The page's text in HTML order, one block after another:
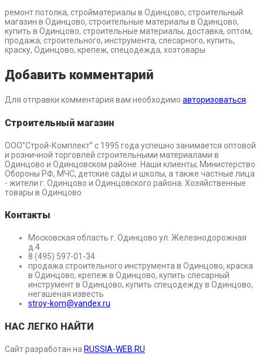
ремонт потолка, стройматериалы в Одинцово, строительный
магазин в Одинцово, строительные материалы в Одинцово,
купить в Одинцово, строительные материалы, доставка, оптом,
продажа, строительного, инструмента, слесарного, купить,
краску, Одинцово, крепеж, спецодежда, хозтовары
Добавить комментарий
Для отправки комментария вам необходимо авторизоваться.
Строительный магазин
ООО”Строй-Комплект” с 1995 года успешно занимается оптовой
и розничной торговлей строительными материалами в
Одинцово и Одинцовском районе. Наши клиенты; Министерство
Обороны РФ, МЧС, детские сады и школы, а также частные лица
- жители г. Одинцово и Одинцовского района. Хозяйственные
товары в Одинцово
Контакты
Московская область г. Одинцово ул. Железнодорожная
д.4
8 (495) 597-01-34
продажа строительного инструмента в Одинцово, краска
в Одинцово, крепеж в Одинцово, купить слесарный
инструмент в Одинцово, купить спецодежду в Одинцово,
негашеная известь
stroy-kom@yandex.ru
НАС ЛЕГКО НАЙТИ
Сайт разработан на RUSSIA-WEB.RU